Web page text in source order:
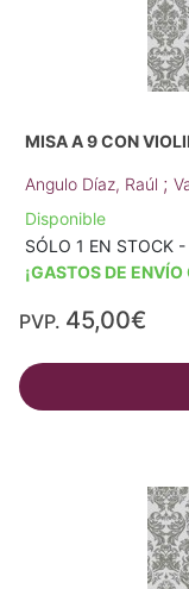
MISA A 9 CON
Angulo Díaz, Raúl ;
Disponible
SÓLO 1 EN
¡GASTOS DE ENVÍO
PVP. 45,00€